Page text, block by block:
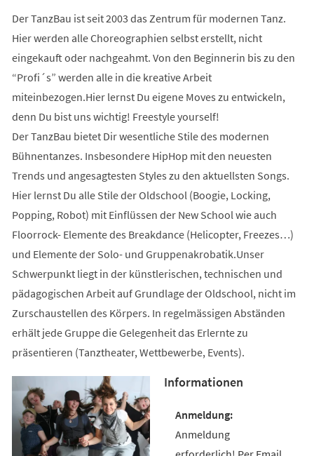
Der TanzBau ist seit 2003 das Zentrum für modernen Tanz.
Hier werden alle Choreographien selbst erstellt, nicht
eingekauft oder nachgeahmt. Von den Beginnerin bis zu den
“Profi´s” werden alle in die kreative Arbeit
miteinbezogen.Hier lernst Du eigene Moves zu entwickeln,
denn Du bist uns wichtig! Freestyle yourself!
Der TanzBau bietet Dir wesentliche Stile des modernen
Bühnentanzes. Insbesondere HipHop mit den neuesten
Trends und angesagtesten Styles zu den aktuellsten Songs.
Hier lernst Du alle Stile der Oldschool (Boogie, Locking,
Popping, Robot) mit Einflüssen der New School wie auch
Floorrock- Elemente des Breakdance (Helicopter, Freezes…)
und Elemente der Solo- und Gruppenakrobatik.Unser
Schwerpunkt liegt in der künstlerischen, technischen und
pädagogischen Arbeit auf Grundlage der Oldschool, nicht im
Zurschaustellen des Körpers. In regelmässigen Abständen
erhält jede Gruppe die Gelegenheit das Erlernte zu
präsentieren (Tanztheater, Wettbewerbe, Events).
Informationen
Anmeldung